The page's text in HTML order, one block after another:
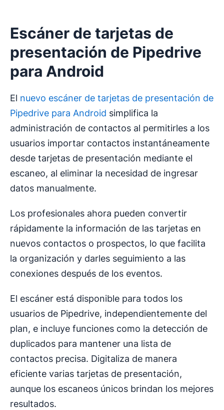
Escáner de tarjetas de
presentación de Pipedrive
para Android
El nuevo escáner de tarjetas de presentación de
Pipedrive para Android simplifica la
administración de contactos al permitirles a los
usuarios importar contactos instantáneamente
desde tarjetas de presentación mediante el
escaneo, al eliminar la necesidad de ingresar
datos manualmente.
Los profesionales ahora pueden convertir
rápidamente la información de las tarjetas en
nuevos contactos o prospectos, lo que facilita
la organización y darles seguimiento a las
conexiones después de los eventos.
El escáner está disponible para todos los
usuarios de Pipedrive, independientemente del
plan, e incluye funciones como la detección de
duplicados para mantener una lista de
contactos precisa. Digitaliza de manera
eficiente varias tarjetas de presentación,
aunque los escaneos únicos brindan los mejores
resultados.